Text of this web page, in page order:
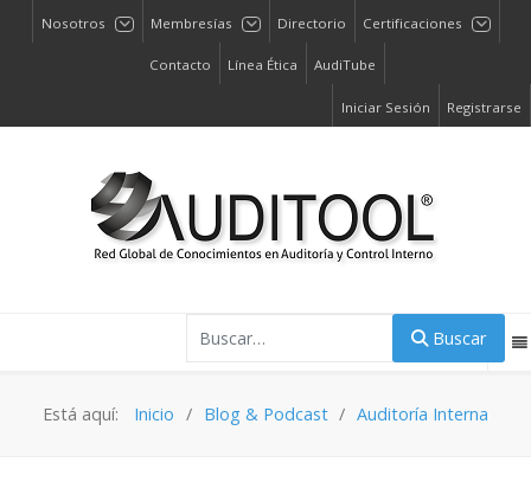
Nosotros Membresías Directorio Certificaciones
Contacto Línea Ética AudiTube
Iniciar Sesión Registrarse
Buscar
Está aquí: Inicio Blog & Podcast Auditoría Interna